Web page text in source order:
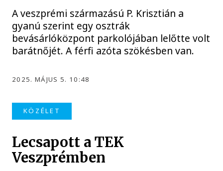
A veszprémi származású P. Krisztián a
gyanú szerint egy osztrák
bevásárlóközpont parkolójában lelőtte volt
barátnőjét. A férfi azóta szökésben van.
2025. MÁJUS 5. 10:48
KÖZÉLET
Lecsapott a TEK
Veszprémben